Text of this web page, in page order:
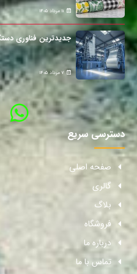
11 مرداد 1405
جدیدترین فناوری
7 مرداد 1405
دسترسی سریع
صفحه اصلی
گالری
بلاگ
فروشگاه
درباره ما
تماس با ما